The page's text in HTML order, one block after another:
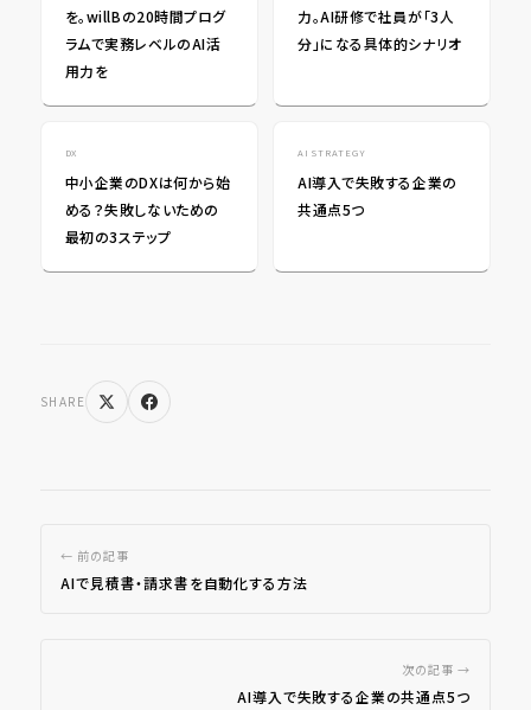
を。willBの20時間プログ
ラムで実務レベルのAI活
用力を
力。AI研修で社員が「3人
分」になる具体的シナリオ
DX
中小企業のDXは何から始
める？失敗しないための
最初の3ステップ
AI STRATEGY
AI導入で失敗する企業の
共通点5つ
SHARE
← 前の記事
AIで見積書・請求書を自動化する方法
次の記事 →
AI導入で失敗する企業の共通点5つ